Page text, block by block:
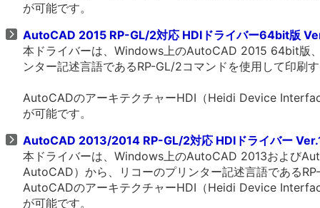
が可能です。
AutoCAD 2015 RP-GL/2対応 HDIドライバー64bit版
本ドライバーは、Windows上のAutoCAD 2015 64bit版
ンター記述言語であるRP-GL/2コマンドを使用して印刷
AutoCADのアーキテクチャーHDI（Heidi Device
が可能です。
AutoCAD 2013/2014 RP-GL/2対応 HDIドライバー
本ドライバーは、Windows上のAutoCAD 2013および
AutoCAD）から、リコーのプリンター記述言語である
AutoCADのアーキテクチャーHDI（Heidi Device
が可能です。